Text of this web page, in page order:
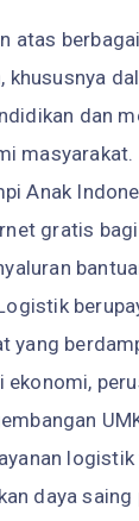
atas
khususnya
dan
masyarakat.
Anak
gratis
yang
ekonomi,
logistik
daya saing